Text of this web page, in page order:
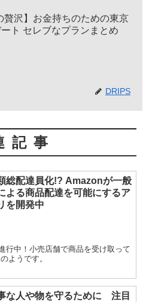
贅沢】お金持ちのための東京
ト セレブなプランまとめ
DRIPS
記事
総配達員化!? Amazonが一般
よる商品配達を可能にするア
を開発中
行中！小売店舗で商品を受け取って
ようです。
な人や物を守るために 注目